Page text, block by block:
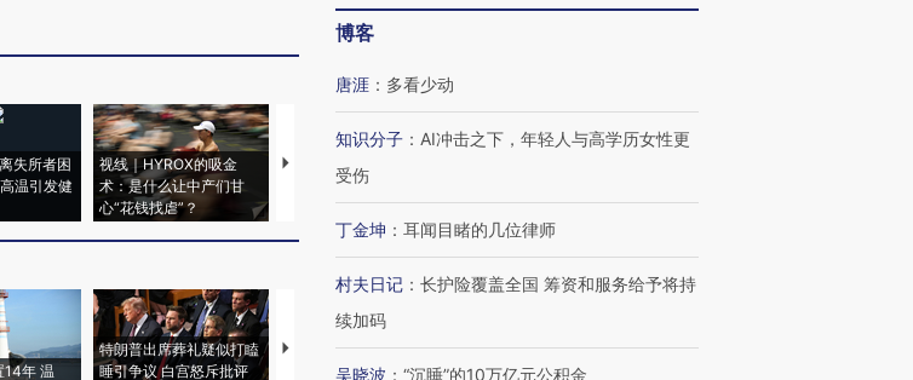
失所者困
温引发健
视线｜HYROX的吸金
术：是什么让中产们甘
心“花钱找虐”？
马航飞行员跨国走私7万
粒摇头丸 尿检体内含3种
育部长拱下台
飞地休达
14年 温
特朗普出席葬礼疑似打瞌
睡引争议 白宫怒斥批评
视线｜全球最热百城独占
97个 印度如何熬过48°C
38岁梅西上演帽子戏法
视线｜不考竞赛的王虹、
博客
唐涯 ： 多看少动
知识分子 ： AI冲击之下，年轻人与高学历女性更
受伤
丁金坤 ： 耳闻目睹的几位律师
村夫日记 ： 长护险覆盖全国 筹资和服务给予将持
续加码
吴晓波 ： “沉睡”的10万亿元公积金